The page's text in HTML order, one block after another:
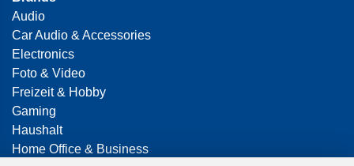
Audio
Car Audio & Accessories
Electronics
Foto & Video
Freizeit & Hobby
Gaming
Haushalt
Home Office & Business